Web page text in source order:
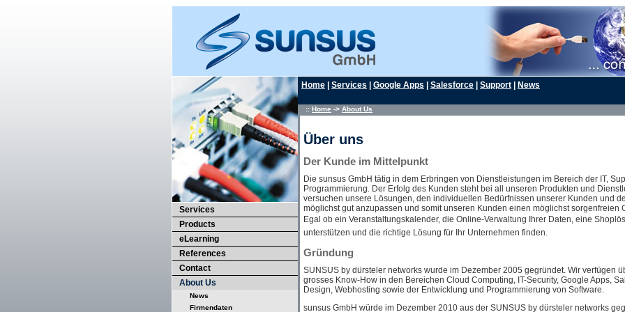
Services
Products
eLearning
References
Contact
About Us
News
Firmendaten
Home Services Google Apps Salesforce Support News
:: Home -> About Us
Über uns
Der Kunde im Mittelpunkt
Die sunsus GmbH tätig in dem Erbringen von Dienstleistungen im Bereich der IT,
Programmierung. Der Erfolg des Kunden steht bei all unseren Produkten und
versuchen unsere Lösungen, den individuellen Bedürfnissen unserer Kunden und
möglichst gut anzupassen und somit unseren Kunden einen möglichst sorgenfreien
Egal ob ein Veranstaltungskalender, die Online-Verwaltung Ihrer Daten, eine
unterstützen und die richtige Lösung für Ihr Unternehmen finden.
Gründung
SUNSUS by dürsteler networks wurde im Dezember 2005 gegründet. Wir verfügen
grosses Know-How in den Bereichen Cloud Computing, IT-Security, Google Apps,
Design, Webhosting sowie der Entwicklung und Programmierung von Software.
sunsus GmbH würde im Dezember 2010 aus der SUNSUS by dürsteler networks